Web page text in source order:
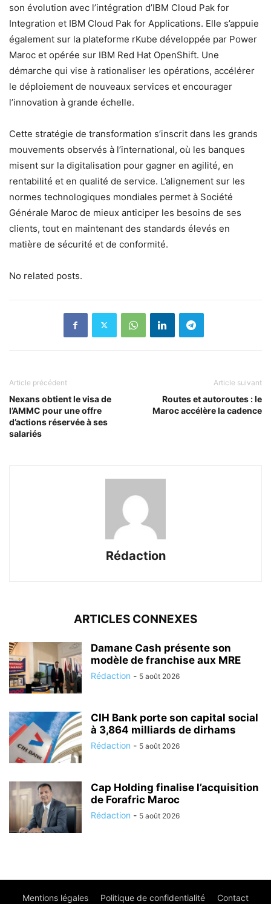
son évolution avec l’intégration d’IBM Cloud Pak for
Integration et IBM Cloud Pak for Applications. Elle s’appuie
également sur la plateforme rKube développée par Power
Maroc et opérée sur IBM Red Hat OpenShift. Une
démarche qui vise à rationaliser les opérations, accélérer
le déploiement de nouveaux services et encourager
l’innovation à grande échelle.
Cette stratégie de transformation s’inscrit dans les grands
mouvements observés à l’international, où les banques
misent sur la digitalisation pour gagner en agilité, en
rentabilité et en qualité de service. L’alignement sur les
normes technologiques mondiales permet à Société
Générale Maroc de mieux anticiper les besoins de ses
clients, tout en maintenant des standards élevés en
matière de sécurité et de conformité.
No related posts.
Article précédent
Nexans obtient le visa de
l’AMMC pour une offre
d’actions réservée à ses
salariés
Article suivant
Routes et autoroutes : le
Maroc accélère la cadence
Rédaction
ARTICLES CONNEXES
Damane Cash présente son
modèle de franchise aux MRE
Rédaction - 5 août 2026
CIH Bank porte son capital social
à 3,864 milliards de dirhams
Rédaction - 5 août 2026
Cap Holding finalise l’acquisition
de Forafric Maroc
Rédaction - 5 août 2026
Mentions légales Politique de confidentialité Contact